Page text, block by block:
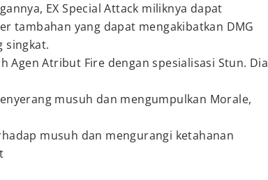
EX Special Attack miliknya dapat
tambahan yang dapat mengakibatkan DMG
singkat.
Agen Atribut Fire dengan spesialisasi Stun. Dia
musuh dan mengumpulkan Morale,
musuh dan mengurangi ketahanan